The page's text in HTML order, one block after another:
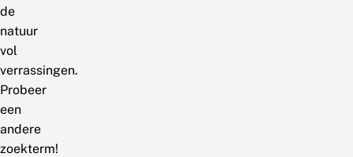
de
natuur
vol
verrassingen.
Probeer
een
andere
zoekterm!